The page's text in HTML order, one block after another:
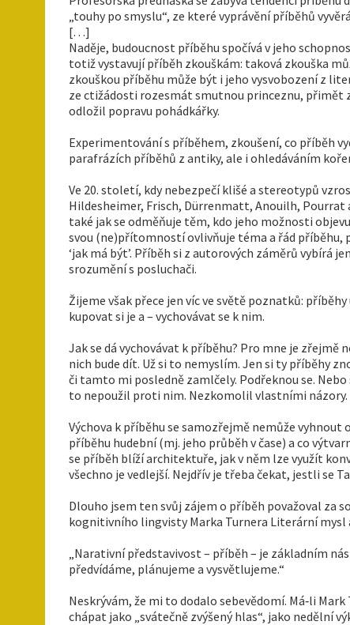
„touhy po smyslu“, ze které vyprávění příběhů
[…]
Naděje, budoucnost příběhu spočívá v jeho
totiž vystavují příběh zkouškám: taková zkouška
zkouškou příběhu může být i jeho vysvobození z
ze ctižádosti rozesmát smutnou princeznu, přimět
odložil popravu pohádkářky.
Experimentování s příběhem, zkoušení, co příběh
parafrázích příběhů z antiky, ale i ohledáváním
Ve 20. století, kdy nebezpečí klišé a stereotypů
Hildesheimer, Frisch, Dürrenmatt, Anouilh,
také jak se odměňuje těm, kdo jeho možnosti
svou (ne)přítomností ovlivňuje téma a řád příběhu,
‘jak má být’. Příběh si z autorových záměrů vybírá
srozumění s posluchači.
Žijeme však přece jen víc ve světě poznatků:
kupovat si je a – vychovávat se k nim.
Jak se dá vychovávat k příběhu? Pro mne je zřejmě
nich bude dít. Už si to nemyslím. Jen si ty příběhy
či tamto mi posledně zamlčely. Podřeknou se.
to nepoužil proti nim. Nezkomolil vlastními názory.
Výchova k příběhu se samozřejmě nemůže
příběhu hudební (mj. jeho průběh v čase) a co
se příběh blíží architektuře, jak v něm lze využít
všechno je vedlejší. Nejdřív je třeba čekat, jestli se
Dlouho jsem ten svůj zájem o příběh považoval za
kognitivního lingvisty Marka Turnera Literární
„Narativní představivost – příběh – je základním
předvídáme, plánujeme a vysvětlujeme.“
Neskrývám, že mi to dodalo sebevědomí. Má‑li
chápat jako „svátečně zvýšený hlas“, jako nedělní